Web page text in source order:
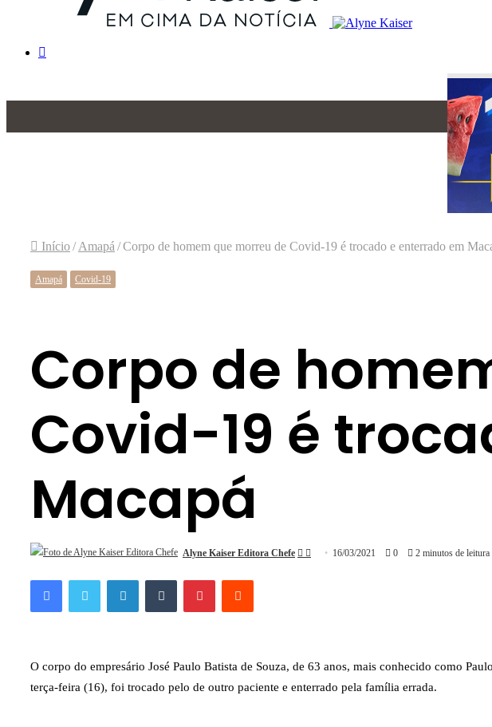
Início/ Amapá /Corpo de homem que morreu de Covid-19 é trocado e enterrado em
Amapá Covid-19
Corpo de
Covid-19 é
Macapá
Alyne Kaiser Editora Chefe
SigaMande16/03/2021 0 2 minutos de leitura
FacebookTwitterLinkedinTumblrPinterestReddit
O corpo do empresário José Paulo Batista de Souza, de 63 anos, mais conhecido como
terça-feira (16), foi trocado pelo de outro paciente e enterrado pela família errada.